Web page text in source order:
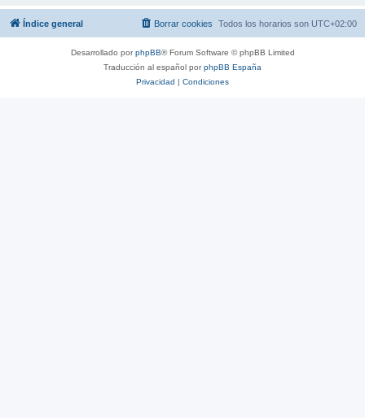
Índice general Todos los horarios son UTC+02:00
Borrar cookies
Desarrollado porphpBB® Forum Software © phpBB Limited
Traducción al español porphpBB España
Privacidad | Condiciones